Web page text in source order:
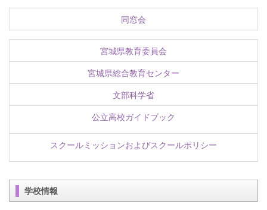
同窓会
宮城県教育委員会
宮城県総合教育センター
文部科学省
公立高校ガイドブック
スクールミッションおよびスクールポリシー
学校情報